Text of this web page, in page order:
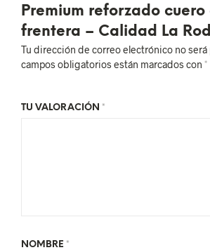
Premium reforzado cuero
frentera – Calidad La
Tu dirección de correo electrónico no será
campos obligatorios están marcados con *
TU VALORACIÓN *
NOMBRE *